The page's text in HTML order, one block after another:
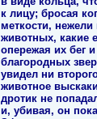
к лицу; бросая
меткости, нежели
животных, какие
опережая их бег
благородных
увидел ни
животное
дротик не
и, убивая, он